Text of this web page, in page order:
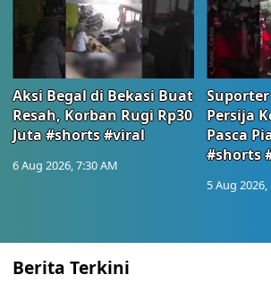
Aksi Begal di Bekasi Buat
Resah, Korban Rugi Rp30
Juta #shorts #viral
6 Aug 2026, 7:30 AM
Persija
Pasca
#shorts
5 Aug 2026,
Berita Terkini